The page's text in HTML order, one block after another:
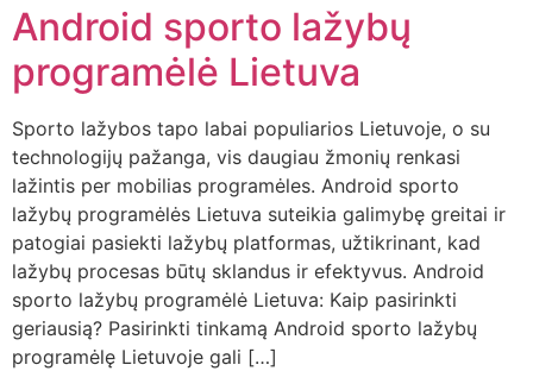
Android sporto lažybų
programėlė Lietuva
Sporto lažybos tapo labai populiarios Lietuvoje, o su
technologijų pažanga, vis daugiau žmonių renkasi
lažintis per mobilias programėles. Android sporto
lažybų programėlės Lietuva suteikia galimybę greitai ir
patogiai pasiekti lažybų platformas, užtikrinant, kad
lažybų procesas būtų sklandus ir efektyvus. Android
sporto lažybų programėlė Lietuva: Kaip pasirinkti
geriausią? Pasirinkti tinkamą Android sporto lažybų
programėlę Lietuvoje gali […]